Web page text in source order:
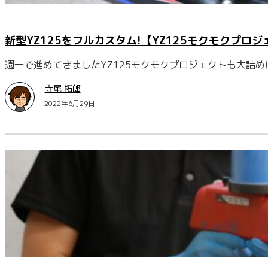
新型YZ125をフルカスタム!【YZ125モクモクプロジ
週一で進めてきましたYZ125モクモクプロジェクトも大詰
寺尾 拓郎
2022年6月29日